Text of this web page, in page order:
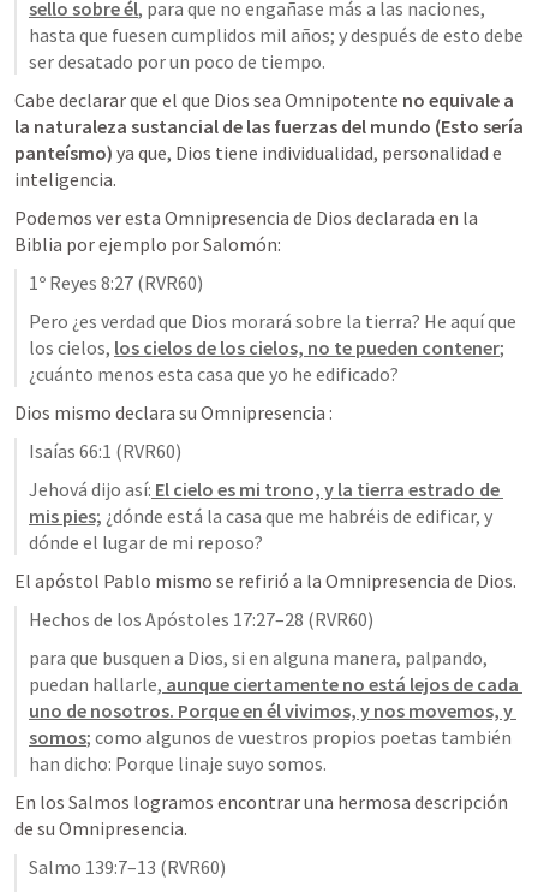
sello sobre él, para que no engañase más a las naciones,
hasta que fuesen cumplidos mil años; y después de esto debe
ser desatado por un poco de tiempo.
Cabe declarar que el que Dios sea Omnipotente no equivale a
la naturaleza sustancial de las fuerzas del mundo (Esto sería
panteísmo) ya que, Dios tiene individualidad, personalidad e
inteligencia.
Podemos ver esta Omnipresencia de Dios declarada en la
Biblia por ejemplo por Salomón:
1º Reyes 8:27 (RVR60)
Pero ¿es verdad que Dios morará sobre la tierra? He aquí que
los cielos, los cielos de los cielos, no te pueden contener;
¿cuánto menos esta casa que yo he edificado?
Dios mismo declara su Omnipresencia :
Isaías 66:1 (RVR60)
Jehová dijo así: El cielo es mi trono, y la tierra estrado de
mis pies; ¿dónde está la casa que me habréis de edificar, y
dónde el lugar de mi reposo?
El apóstol Pablo mismo se refirió a la Omnipresencia de Dios.
Hechos de los Apóstoles 17:27–28 (RVR60)
para que busquen a Dios, si en alguna manera, palpando,
puedan hallarle, aunque ciertamente no está lejos de cada
uno de nosotros. Porque en él vivimos, y nos movemos, y
somos; como algunos de vuestros propios poetas también
han dicho: Porque linaje suyo somos.
En los Salmos logramos encontrar una hermosa descripción
de su Omnipresencia.
Salmo 139:7–13 (RVR60)